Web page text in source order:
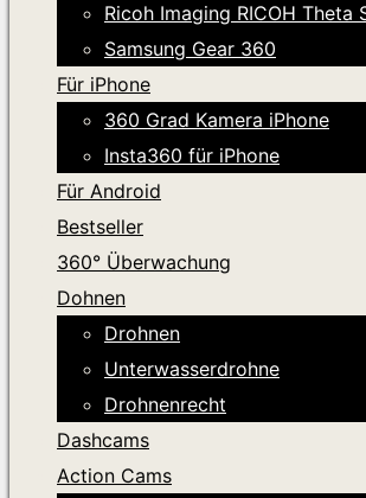
Ricoh Imaging RICOH Theta
Samsung Gear 360
Für iPhone
360 Grad Kamera iPhone
Insta360 für iPhone
Für Android
Bestseller
360° Überwachung
Dohnen
Drohnen
Unterwasserdrohne
Drohnenrecht
Dashcams
Action Cams